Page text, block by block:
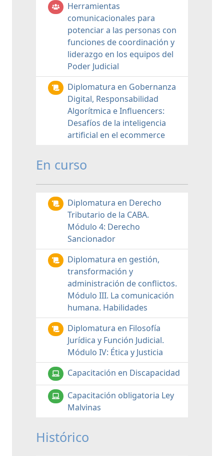
Herramientas
comunicacionales para
potenciar a las personas con
funciones de coordinación y
liderazgo en los equipos del
Poder Judicial
Diplomatura en Gobernanza
Digital, Responsabilidad
Algorítmica e Influencers:
Desafíos de la inteligencia
artificial en el ecommerce
En curso
Diplomatura en Derecho
Tributario de la CABA.
Módulo 4: Derecho
Sancionador
Diplomatura en gestión,
transformación y
administración de conflictos.
Módulo III. La comunicación
humana. Habilidades
Diplomatura en Filosofía
Jurídica y Función Judicial.
Módulo IV: Ética y Justicia
Capacitación en Discapacidad
Capacitación obligatoria Ley
Malvinas
Histórico